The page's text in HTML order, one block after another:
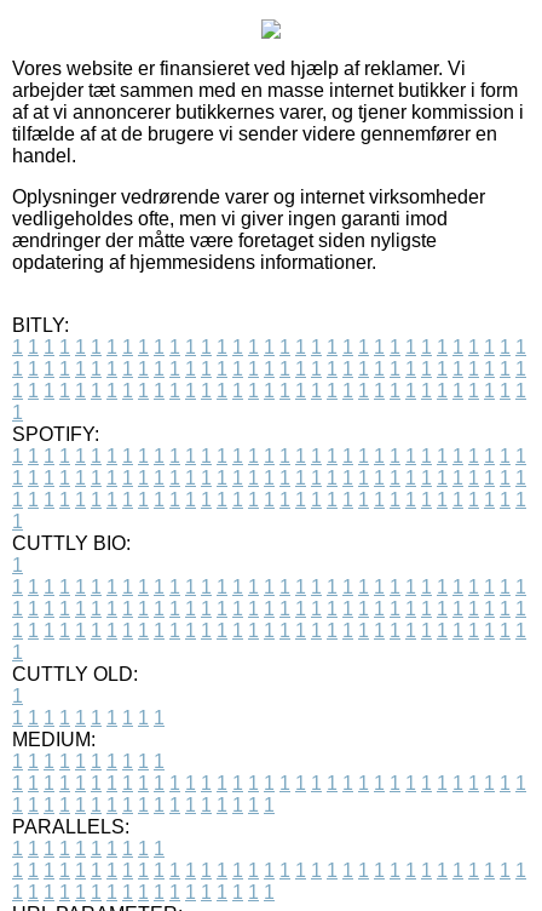
Vores website er finansieret ved hjælp af reklamer. Vi
arbejder tæt sammen med en masse internet butikker i form
af at vi annoncerer butikkernes varer, og tjener kommission i
tilfælde af at de brugere vi sender videre gennemfører en
handel.
Oplysninger vedrørende varer og internet virksomheder
vedligeholdes ofte, men vi giver ingen garanti imod
ændringer der måtte være foretaget siden nyligste
opdatering af hjemmesidens informationer.
BITLY:
1 1 1 1 1 1 1 1 1 1 1 1 1 1 1 1 1 1 1 1 1 1 1 1 1 1 1 1 1 1 1 1 1
1 1 1 1 1 1 1 1 1 1 1 1 1 1 1 1 1 1 1 1 1 1 1 1 1 1 1 1 1 1 1 1 1
1 1 1 1 1 1 1 1 1 1 1 1 1 1 1 1 1 1 1 1 1 1 1 1 1 1 1 1 1 1 1 1 1
1
SPOTIFY:
1 1 1 1 1 1 1 1 1 1 1 1 1 1 1 1 1 1 1 1 1 1 1 1 1 1 1 1 1 1 1 1 1
1 1 1 1 1 1 1 1 1 1 1 1 1 1 1 1 1 1 1 1 1 1 1 1 1 1 1 1 1 1 1 1 1
1 1 1 1 1 1 1 1 1 1 1 1 1 1 1 1 1 1 1 1 1 1 1 1 1 1 1 1 1 1 1 1 1
1
CUTTLY BIO:
1
1 1 1 1 1 1 1 1 1 1 1 1 1 1 1 1 1 1 1 1 1 1 1 1 1 1 1 1 1 1 1 1 1
1 1 1 1 1 1 1 1 1 1 1 1 1 1 1 1 1 1 1 1 1 1 1 1 1 1 1 1 1 1 1 1 1
1 1 1 1 1 1 1 1 1 1 1 1 1 1 1 1 1 1 1 1 1 1 1 1 1 1 1 1 1 1 1 1 1
1
CUTTLY OLD:
1
1 1 1 1 1 1 1 1 1 1
MEDIUM:
1 1 1 1 1 1 1 1 1 1
1 1 1 1 1 1 1 1 1 1 1 1 1 1 1 1 1 1 1 1 1 1 1 1 1 1 1 1 1 1 1 1 1
1 1 1 1 1 1 1 1 1 1 1 1 1 1 1 1 1
PARALLELS:
1 1 1 1 1 1 1 1 1 1
1 1 1 1 1 1 1 1 1 1 1 1 1 1 1 1 1 1 1 1 1 1 1 1 1 1 1 1 1 1 1 1 1
1 1 1 1 1 1 1 1 1 1 1 1 1 1 1 1 1